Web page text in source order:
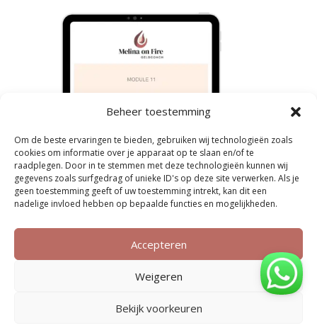
Beheer toestemming
Om de beste ervaringen te bieden, gebruiken wij technologieën zoals
cookies om informatie over je apparaat op te slaan en/of te
raadplegen. Door in te stemmen met deze technologieën kunnen wij
gegevens zoals surfgedrag of unieke ID's op deze site verwerken. Als je
geen toestemming geeft of uw toestemming intrekt, kan dit een
nadelige invloed hebben op bepaalde functies en mogelijkheden.
Accepteren
Weigeren
Bekijk voorkeuren